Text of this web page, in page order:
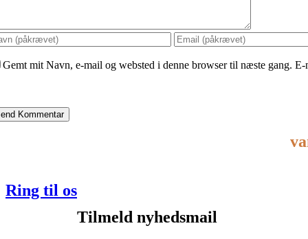
Gemt mit Navn, e-mail og websted i denne browser til næste gang.
Ring til os
Tilmeld nyhedsmail